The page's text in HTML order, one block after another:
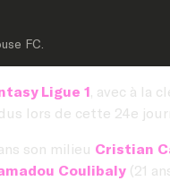
FC.
Ligue 1, avec à la
lors de cette 24e
son milieu Cristian
Coulibaly (21